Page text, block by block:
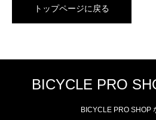
トップページに戻る
BICYCLE PRO
BICYCLE PRO SHOP